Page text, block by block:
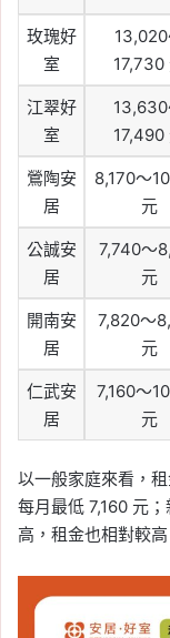
玫瑰好
室
17,730
江翠好
室
17,490
鶯陶安
居
8,170～
元
公誠安
居
7,740～
元
開南安
居
7,820～
元
仁武安
居
7,160～
元
以一般家庭來看，
每月最低 7,160 元
高，租金也相對較高